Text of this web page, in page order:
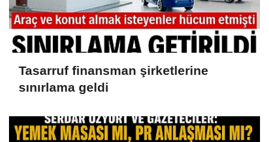
Tasarruf finansman şirketlerine
sınırlama geldi